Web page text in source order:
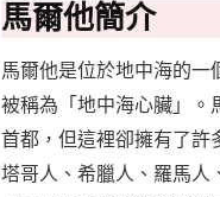
馬爾他簡介
馬爾他是位於地中海的
被稱為「地中海心臟」。
首都，但這裡卻擁有了許
塔哥人、希臘人、羅馬人